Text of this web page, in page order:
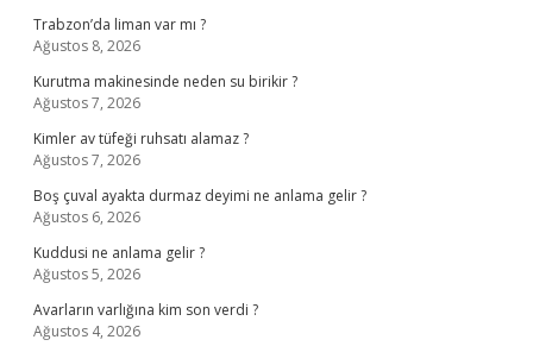
Trabzon’da liman var mı ?
Ağustos 8, 2026
Kurutma makinesinde neden su birikir ?
Ağustos 7, 2026
Kimler av tüfeği ruhsatı alamaz ?
Ağustos 7, 2026
Boş çuval ayakta durmaz deyimi ne anlama gelir ?
Ağustos 6, 2026
Kuddusi ne anlama gelir ?
Ağustos 5, 2026
Avarların varlığına kim son verdi ?
Ağustos 4, 2026